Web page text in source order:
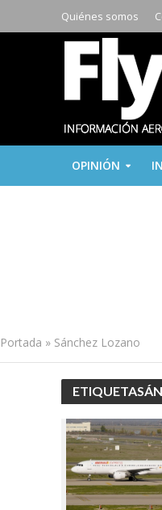
Quiénes somos
OPINIÓN
Portada » Sánchez Lozano